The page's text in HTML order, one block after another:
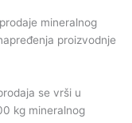
mineralnog
proizvodnje
se vrši u
kg mineralnog